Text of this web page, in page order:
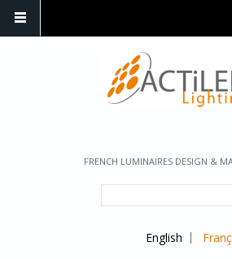
FRENCH LUMINAIRES DESIGN &
English